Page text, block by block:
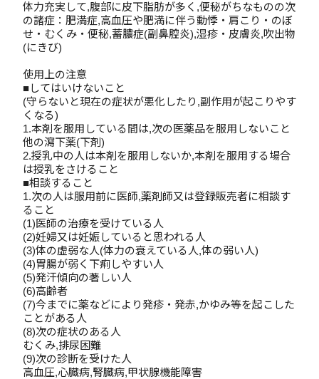
体力充実して,腹部に皮下脂肪が多く,便秘がちなものの次
の諸症：肥満症,高血圧や肥満に伴う動悸・肩こり・のぼ
せ・むくみ・便秘,蓄膿症(副鼻腔炎),湿疹・皮膚炎,吹出物
(にきび)
使用上の注意
■してはいけないこと
(守らないと現在の症状が悪化したり,副作用が起こりやす
くなる)
1.本剤を服用している間は,次の医薬品を服用しないこと
他の瀉下薬(下剤)
2.授乳中の人は本剤を服用しないか,本剤を服用する場合
は授乳をさけること
■相談すること
1.次の人は服用前に医師,薬剤師又は登録販売者に相談す
ること
(1)医師の治療を受けている人
(2)妊婦又は妊娠していると思われる人
(3)体の虚弱な人(体力の衰えている人,体の弱い人)
(4)胃腸が弱く下痢しやすい人
(5)発汗傾向の著しい人
(6)高齢者
(7)今までに薬などにより発疹・発赤,かゆみ等を起こした
ことがある人
(8)次の症状のある人
むくみ,排尿困難
(9)次の診断を受けた人
高血圧,心臓病,腎臓病,甲状腺機能障害